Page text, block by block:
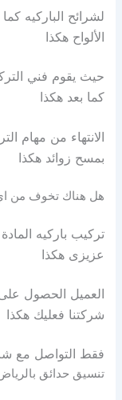
لشرائح الباركيه
الألواح هكذا
حيث يقوم فني
كما بعد هكذا
الانتهاء من مهام
بمسح زوائد هكذا
هل هناك تخوف من
تركيب باركيه
عزيزى هكذا
العميل الحصول
شركتنا فعليك هكذا
فقط التواصل مع
تنسيق حدائق